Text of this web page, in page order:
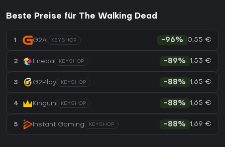
Beste Preise für The Walking Dead
1 G2A KEYSHOP -96% 0,55 €
2 Eneba KEYSHOP -89% 1,53 €
3 G2Play KEYSHOP -88% 1,65 €
4 Kinguin KEYSHOP -88% 1,65 €
5 Instant Gaming KEYSHOP -88% 1,69 €